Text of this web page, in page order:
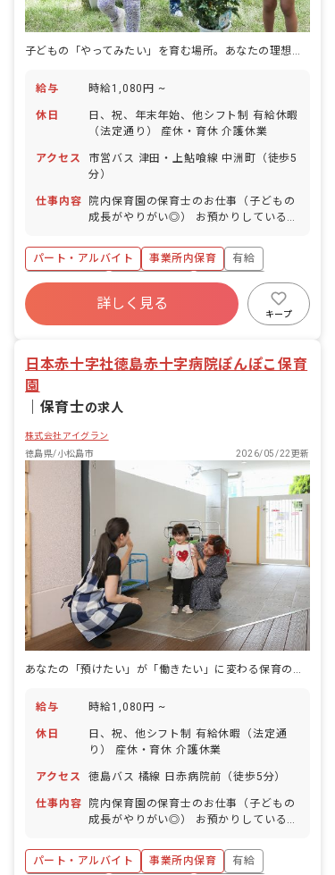
子どもの「やってみたい」を育む場所。あなたの理想の保育、ここで実現。
給与 時給1,080円 ~
休日
日、祝、年末年始、他シフト制 有給休暇
（法定通り） 産休・育休 介護休業
アクセス
市営バス 津田・上鮎喰線 中洲町（徒歩5
分）
仕事内容
院内保育園の保育士のお仕事（子どもの
成長がやりがい◎） お預かりしている子
食事・睡眠・排泄・清潔・衣類の着脱等
・集団生活を通じた社会性の装着 ・行事
の計画・実行、お知らせの作成
パート・アルバイト 事業所内保育
有給
福利厚生充実
産休育休制度
未経験歓迎
WEB面接OK
詳しく見る
キープ
日本赤十字社徳島赤十字病院ぽんぽこ保育
園
保育士の求人
株式会社アイグラン
徳島県/小松島市
2026/05/22更新
あなたの「預けたい」が「働きたい」に変わる保育の現場
給与 時給1,080円 ~
休日
日、祝、他シフト制 有給休暇（法定通
り） 産休・育休 介護休業
アクセス 徳島バス 橘線 日赤病院前（徒歩5分）
仕事内容
院内保育園の保育士のお仕事（子どもの
成長がやりがい◎） お預かりしている子
食事・睡眠・排泄・清潔・衣類の着脱等
・集団生活を通じた社会性の装着 ・行事
パート・アルバイト 事業所内保育
有給